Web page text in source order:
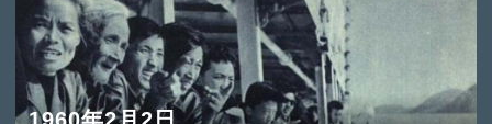
1960年2月2日